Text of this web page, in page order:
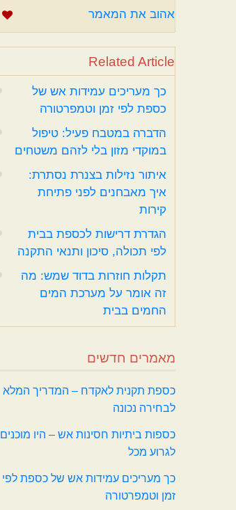
אהוב את המאמר
Related Article
כך מעריכים עמידות אש של
כספת לפי זמן וטמפרטורה
הדברה במטבח פעיל: טיפול
במוקדי מזון בלי לזהם משטחים
איתור נזילות בצנרת נסתרת:
איך מאבחנים לפני פתיחת
קירות
הגדרת דרישות לכספת בבית
לפי תכולה, סיכון ותנאי התקנה
תקלות חוזרות בדוד שמש: מה
זה אומר על מערכת המים
החמים בבית
מאמרים חדשים
כספת תקנית לאקדח – המדריך המלא
לבחירה נכונה
כספות ביתיות חסינות אש – היו מוכנים
לגרוע מכל
כך מעריכים עמידות אש של כספת לפי
זמן וטמפרטורה